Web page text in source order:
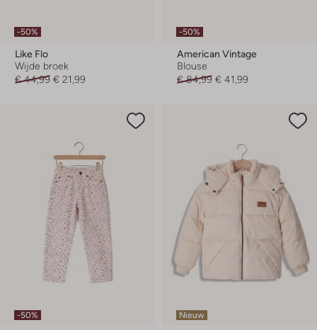
-50%
Like Flo
Wijde broek
€ 44,99 € 21,99
-50%
American Vintage
Blouse
€ 84,99 € 41,99
-50% Nieuw